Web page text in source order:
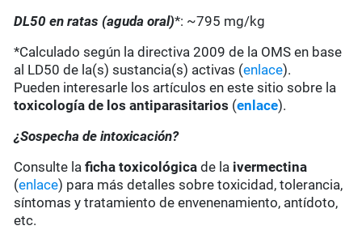
DL50 en ratas (aguda oral)*: ~795 mg/kg
*Calculado según la directiva 2009 de la OMS en base
al LD50 de la(s) sustancia(s) activas (enlace).
Pueden interesarle los artículos en este sitio sobre la
toxicología de los antiparasitarios (enlace).
¿Sospecha de intoxicación?
Consulte laficha toxicológica de la ivermectina
(enlace) para más detalles sobre toxicidad, tolerancia,
síntomas y tratamiento de envenenamiento, antídoto,
etc.